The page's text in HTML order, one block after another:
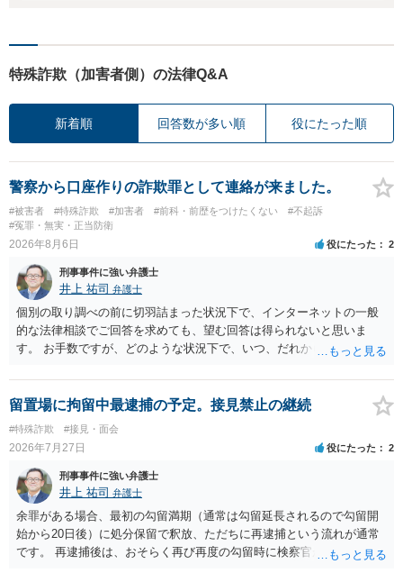
特殊詐欺（加害者側）の法律Q&A
新着順 回答数が多い順 役にたった順
警察から口座作りの詐欺罪として連絡が来ました。
#被害者 #特殊詐欺 #加害者 #前科・前歴をつけたくない
#不起訴
#冤罪・無実・正当防衛
2026年8月6日 役にたった 2
刑事事件に強い弁護士
井上 祐司 弁護士
個別の取り調べの前に切羽詰まった状況下で、インターネットの一般
的な法律相談でご回答を求めても、望む回答は得られないと思いま
す。 お手数ですが、どのような状況下で、いつ、だれからどのような
の程度だと聞いているのかということについて、お近くで詳細な法律
相談を受けられたうえで対処方法を探された方がよいと思われます。
一般論でいえば、任意取り調べの場合、ＩＣレコーダーを持参して取
り調べ内容を録音することは必須だと考えます。
留置場に拘留中最逮捕の予定。接見禁止の継続
#特殊詐欺 #接見・面会
2026年7月27日 役にたった 2
刑事事件に強い弁護士
井上 祐司 弁護士
余罪がある場合、最初の勾留満期（通常は勾留延長されるので勾留開
始から20日後）に処分保留で釈放、ただちに再逮捕という流れが通常
です。 再逮捕後は、おそらく再び再度の勾留時に検察官が接見禁止を